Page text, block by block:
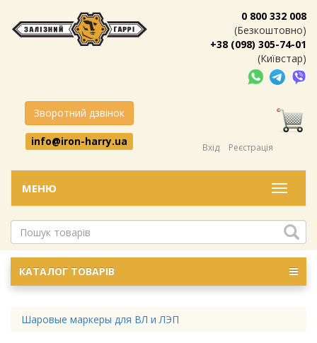
0 800 332 008
(Безкоштовно)
+38 (098) 305-74-01
(Київстар)
Зворотний дзвінок
info@iron-harry.ua
Вхід Реєстрація
Меню
МЕНЮ
КАТАЛОГ ТОВАРІВ
Шаровые маркеры для ВЛ и ЛЭП